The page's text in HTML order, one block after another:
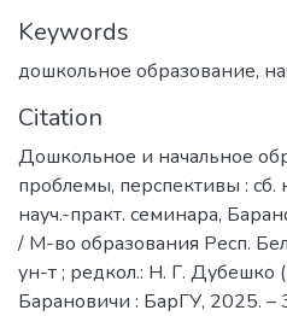
Keywords
дошкольное образование,
Citation
Дошкольное и начальное
проблемы, перспективы : сб.
науч.-практ. семинара,
/ М-во образования Респ.
ун-т ; редкол.: Н. Г. Дубешко
Барановичи : БарГУ, 2025. –